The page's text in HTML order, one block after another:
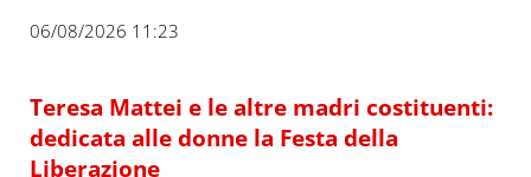
06/08/2026 11:23
Teresa Mattei e le altre madri costituenti:
dedicata alle donne la Festa della
Liberazione